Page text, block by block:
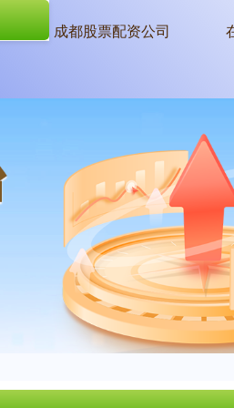
成都股票配资公司